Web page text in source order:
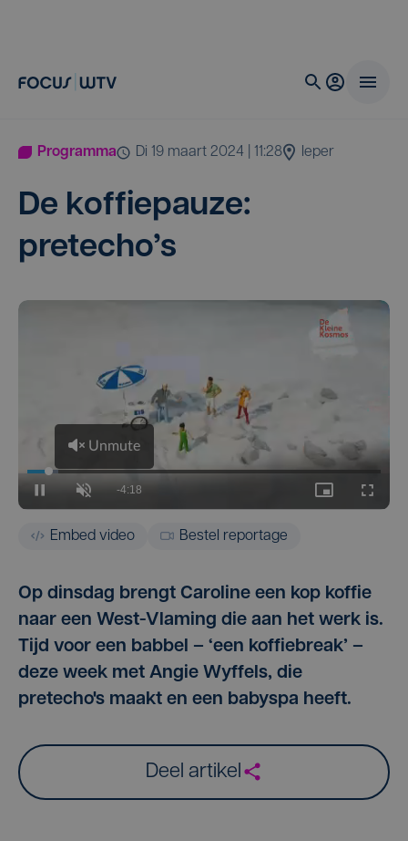
Programma di 19 maart 2024 | 11:28 Ieper
De kof­fie­pau­ze:
pretecho’s
Embed video Bestel reportage
Op dinsdag brengt Caroline een kop koffie
naar een West-Vlaming die aan het werk is.
Tijd voor een babbel – ‘een koffiebreak’ –
deze week met Angie Wyffels, die
pretecho's maakt en een babyspa heeft.
Deel artikel